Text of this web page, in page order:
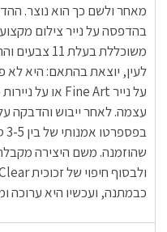
מאחר ולשם כך הוא נוצר.
משוכללת
לעין, יוצאת בהתאם: היא
עצמה. לאחר ייבוש והדבקה
שהוזמנה. משם היצירה
כבמתנה, ועכשיו היא ערוכה